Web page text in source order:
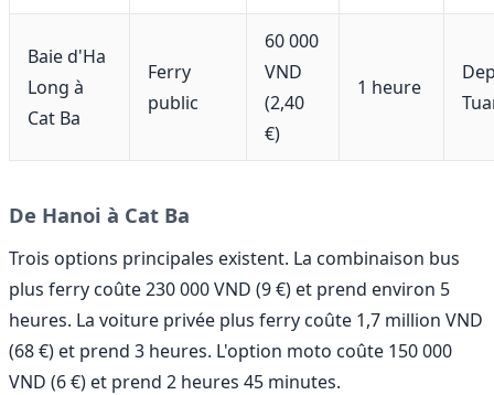
Baie d'Ha
Long à
Cat Ba
Ferry
public
60 000
VND
(2,40
€)
1 heure
De Hanoi à Cat Ba
Trois options principales existent. La combinaison bus
plus ferry coûte 230 000 VND (9 €) et prend environ 5
heures. La voiture privée plus ferry coûte 1,7 million VND
(68 €) et prend 3 heures. L'option moto coûte 150 000
VND (6 €) et prend 2 heures 45 minutes.